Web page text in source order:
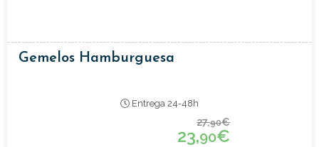
Gemelos Hamburguesa
Entrega 24-48h
27,90€
23,90€